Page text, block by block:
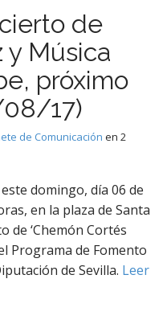
de
y Música
próximo
17)
de Comunicación en 2
domingo, día 06 de
en la plaza de Santa
de ‘Chemón Cortés
Programa de Fomento
de Sevilla. Leer